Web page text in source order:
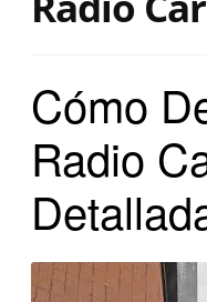
SATELITALES
Cómo
Radio